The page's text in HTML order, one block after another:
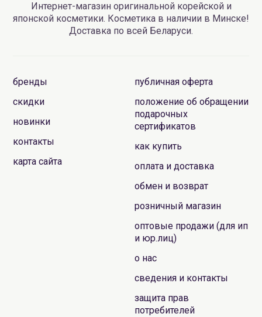
Интернет-магазин оригинальной корейской и
японской косметики. Косметика в наличии в Минске!
Доставка по всей Беларуси.
бренды
скидки
новинки
контакты
карта сайта
публичная оферта
положение об обращении
подарочных
сертификатов
как купить
оплата и доставка
обмен и возврат
розничный магазин
оптовые продажи (для ип
и юр.лиц)
о нас
сведения и контакты
защита прав
потребителей